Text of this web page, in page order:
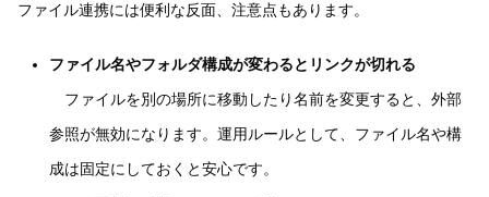
ファイル連携には便利な反面、注意点もあります。
ファイル名やフォルダ構成が変わるとリンクが切れる
ファイルを別の場所に移動したり名前を変更すると、外部
参照が無効になります。運用ルールとして、ファイル名や構
成は固定にしておくと安心です。